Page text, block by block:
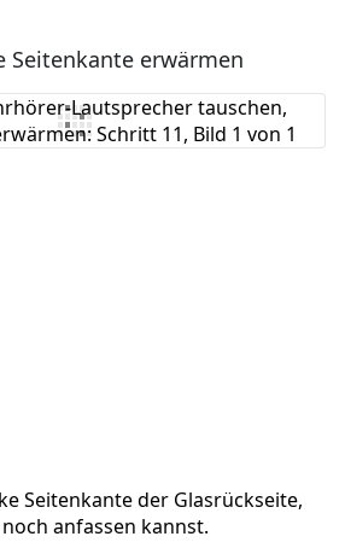
Kommentar hinzufügen
Seitenkante erwärmen
Seitenkante der Glasrückseite,
anfassen kannst.